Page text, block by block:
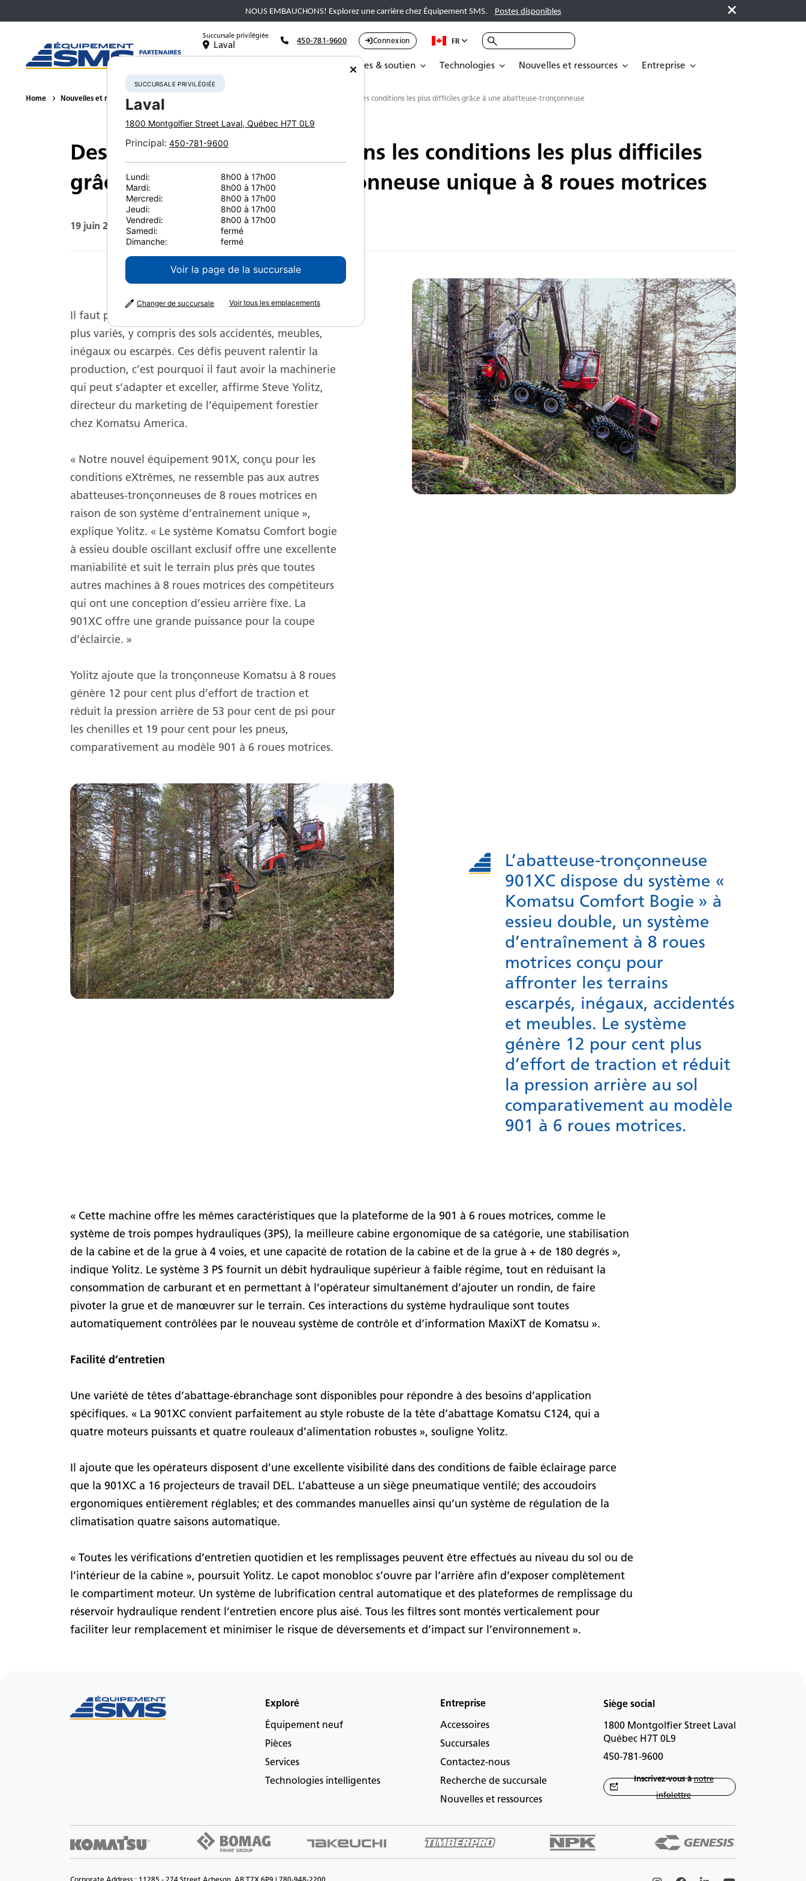
NOUS EMBAUCHONS! Explorez une carrière chez Équipement SMS. Postes disponibles
Succursale privilégiée
Laval 450-781-9600 Connexion FR
Services & soutien Technologies Nouvelles et ressources Entreprise
Home Nouvelles et ressources Article de presse Des opérateurs productifs dans les conditions les plus difficiles grâce à une abatteuse-tronçonneuse
Des opérateurs productifs dans les conditions les plus difficiles
grâce à une abatteuse-tronçonneuse unique à 8 roues motrices
19 juin 2020 Imprimer la page
Il faut parfois éclaircir des boisés sur les terrains les
plus variés, y compris des sols accidentés, meubles,
inégaux ou escarpés. Ces défis peuvent ralentir la
production, c’est pourquoi il faut avoir la machinerie
qui peut s’adapter et exceller, affirme Steve Yolitz,
directeur du marketing de l’équipement forestier
chez Komatsu America.
« Notre nouvel équipement 901X, conçu pour les
conditions eXtrêmes, ne ressemble pas aux autres
abatteuses-tronçonneuses de 8 roues motrices en
raison de son système d’entraînement unique »,
explique Yolitz. « Le système Komatsu Comfort bogie
à essieu double oscillant exclusif offre une excellente
maniabilité et suit le terrain plus près que toutes
autres machines à 8 roues motrices des compétiteurs
qui ont une conception d’essieu arrière fixe. La
901XC offre une grande puissance pour la coupe
d’éclaircie. »
Yolitz ajoute que la tronçonneuse Komatsu à 8 roues
génère 12 pour cent plus d’effort de traction et
réduit la pression arrière de 53 pour cent de psi pour
les chenilles et 19 pour cent pour les pneus,
comparativement au modèle 901 à 6 roues motrices.
L’abatteuse-tronçonneuse
901XC dispose du système «
Komatsu Comfort Bogie » à
essieu double, un système
d’entraînement à 8 roues
motrices conçu pour
affronter les terrains
escarpés, inégaux, accidentés
et meubles. Le système
génère 12 pour cent plus
d’effort de traction et réduit
la pression arrière au sol
comparativement au modèle
901 à 6 roues motrices.
« Cette machine offre les mêmes caractéristiques que la plateforme de la 901 à 6 roues motrices, comme le
système de trois pompes hydrauliques (3PS), la meilleure cabine ergonomique de sa catégorie, une stabilisation
de la cabine et de la grue à 4 voies, et une capacité de rotation de la cabine et de la grue à + de 180 degrés »,
indique Yolitz. Le système 3 PS fournit un débit hydraulique supérieur à faible régime, tout en réduisant la
consommation de carburant et en permettant à l’opérateur simultanément d’ajouter un rondin, de faire
pivoter la grue et de manœuvrer sur le terrain. Ces interactions du système hydraulique sont toutes
automatiquement contrôlées par le nouveau système de contrôle et d’information MaxiXT de Komatsu ».
Facilité d’entretien
Une variété de têtes d’abattage-ébranchage sont disponibles pour répondre à des besoins d’application
spécifiques. « La 901XC convient parfaitement au style robuste de la tête d’abattage Komatsu C124, qui a
quatre moteurs puissants et quatre rouleaux d’alimentation robustes », souligne Yolitz.
Il ajoute que les opérateurs disposent d’une excellente visibilité dans des conditions de faible éclairage parce
que la 901XC a 16 projecteurs de travail DEL. L’abatteuse a un siège pneumatique ventilé; des accoudoirs
ergonomiques entièrement réglables; et des commandes manuelles ainsi qu’un système de régulation de la
climatisation quatre saisons automatique.
« Toutes les vérifications d’entretien quotidien et les remplissages peuvent être effectués au niveau du sol ou de
l’intérieur de la cabine », poursuit Yolitz. Le capot monobloc s’ouvre par l’arrière afin d’exposer complètement
le compartiment moteur. Un système de lubrification central automatique et des plateformes de remplissage du
réservoir hydraulique rendent l’entretien encore plus aisé. Tous les filtres sont montés verticalement pour
faciliter leur remplacement et minimiser le risque de déversements et d’impact sur l’environnement ».
Exploré
Équipement neuf
Pièces
Services
Technologies intelligentes
Entreprise
Accessoires
Succursales
Contactez-nous
Recherche de succursale
Nouvelles et ressources
Siège social
1800 Montgolfier Street Laval
Québec H7T 0L9
450-781-9600
Inscrivez-vous ànotre
infolettre
SUCCURSALE PRIVILÉGIÉE
Laval
1800 Montgolfier Street Laval, Québec H7T 0L9
Principal: 450-781-9600
Lundi:
8h00 à 17h00
Mardi:
8h00 à 17h00
Mercredi:
8h00 à 17h00
Jeudi:
8h00 à 17h00
Vendredi:
8h00 à 17h00
Samedi:
fermé
Dimanche:
fermé
Voir la page de la succursale
Changer de succursale Voir tous les emplacements